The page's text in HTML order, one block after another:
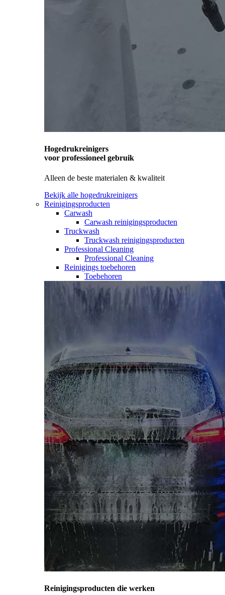
Hogedrukreinigers
voor professioneel gebruik
Alleen de beste materialen & kwaliteit
Bekijk alle hogedrukreinigers
Reinigingsproducten
Carwash
Carwash reinigingsproducten
Truckwash
Truckwash reinigingsproducten
Professional Cleaning
Professional Cleaning
Reinigings toebehoren
Toebehoren
Reinigingsproducten die werken